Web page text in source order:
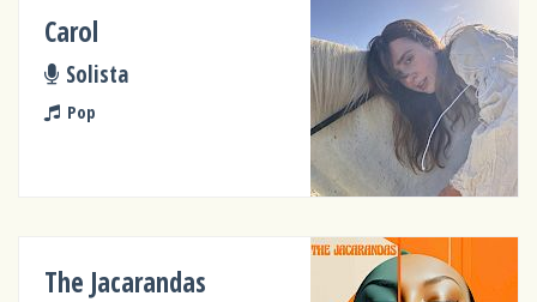
Carol
Solista
Pop
The Jacarandas